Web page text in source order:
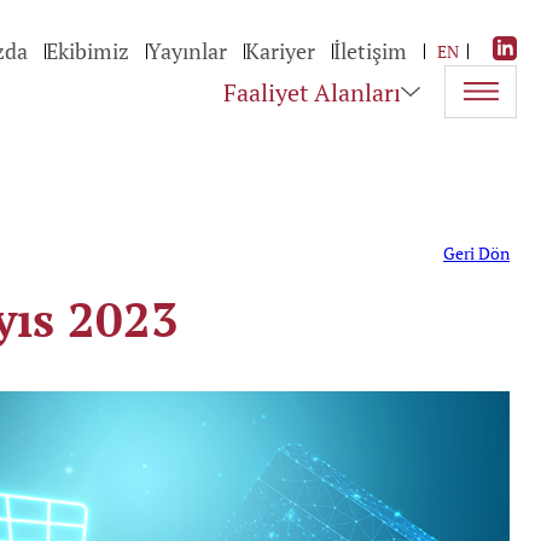
Ekibimiz Yayınlar Kariyer İletişim EN
Faaliyet Alanları
Geri Dön
2023